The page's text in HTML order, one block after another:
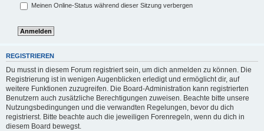
Meinen Online-Status während dieser Sitzung verbergen
REGISTRIEREN
Du musst in diesem Forum registriert sein, um dich anmelden zu können. Die
Registrierung ist in wenigen Augenblicken erledigt und ermöglicht dir, auf
weitere Funktionen zuzugreifen. Die Board-Administration kann registrierten
Benutzern auch zusätzliche Berechtigungen zuweisen. Beachte bitte unsere
Nutzungsbedingungen und die verwandten Regelungen, bevor du dich
registrierst. Bitte beachte auch die jeweiligen Forenregeln, wenn du dich in
diesem Board bewegst.